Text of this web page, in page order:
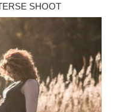
SHOOT